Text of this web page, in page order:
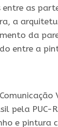
as
a
da
entre a
pela PUC-
e pintura